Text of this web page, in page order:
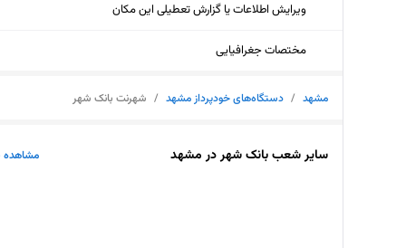
ویرایش اطلاعات یا گزارش تعطیلی این مکان
مختصات جغرافیایی
مشهد / دستگاه‌های خودپرداز مشهد / شهرنت بانک شهر
سایر شعب بانک شهر در مشهد مشاهده